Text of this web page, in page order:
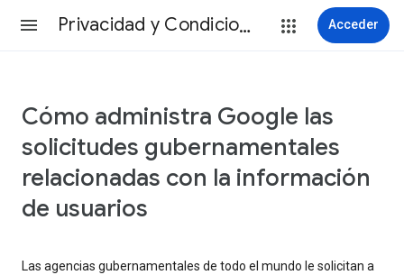
Privacidad y Condiciones Acceder
Cómo administra Google las
solicitudes gubernamentales
relacionadas con la información
de usuarios
Las agencias gubernamentales de todo el mundo le solicitan a